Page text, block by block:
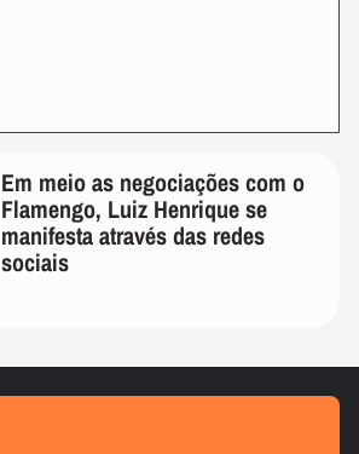
Em meio as negociações com o
Flamengo, Luiz Henrique se
manifesta através das redes
sociais